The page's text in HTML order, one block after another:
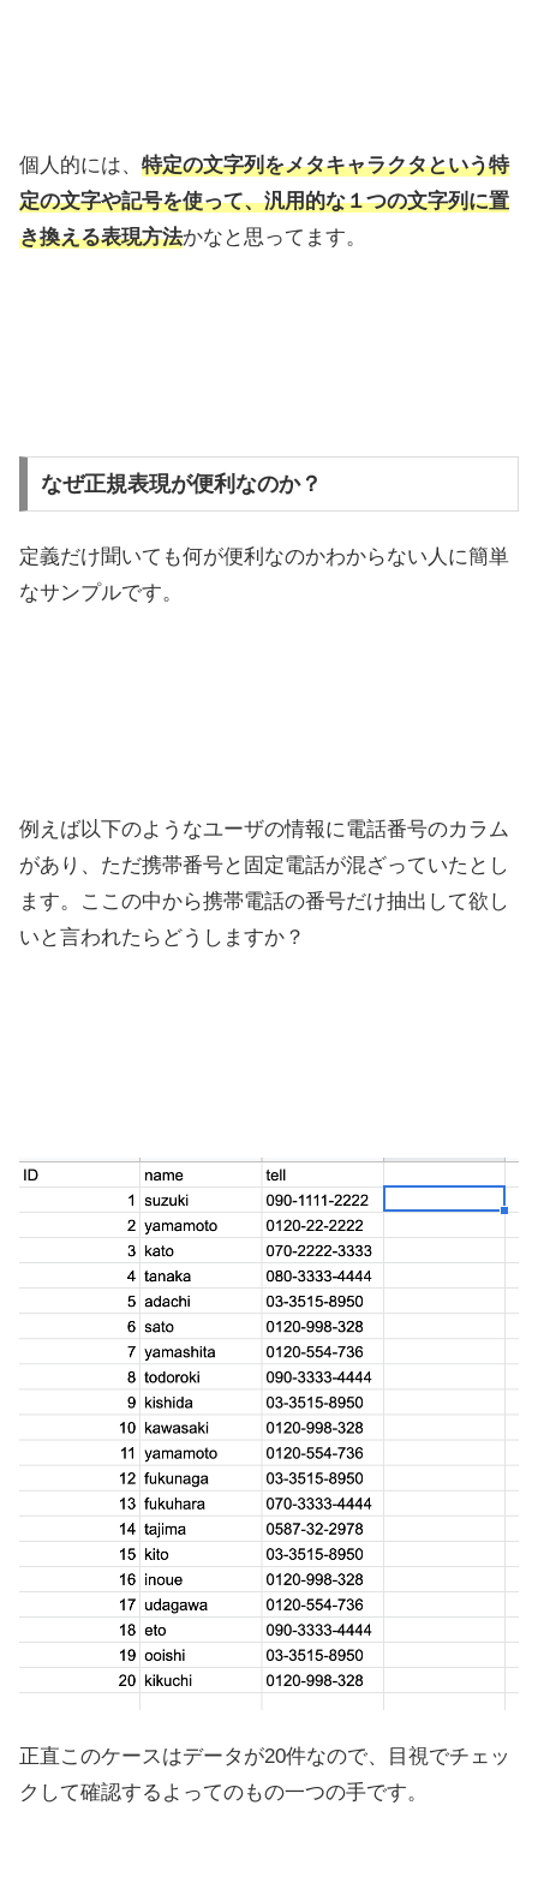
個人的には、 特定の文字列をメタキャラクタという特
定の文字や記号を使って、汎用的な１つの文字列に置
き換える表現方法かなと思ってます。
なぜ正規表現が便利なのか？
定義だけ聞いても何が便利なのかわからない人に簡単
なサンプルです。
例えば以下のようなユーザの情報に電話番号のカラム
があり、ただ携帯番号と固定電話が混ざっていたとし
ます。ここの中から携帯電話の番号だけ抽出して欲し
いと言われたらどうしますか？
正直このケースはデータが20件なので、目視でチェッ
クして確認するよってのもの一つの手です。